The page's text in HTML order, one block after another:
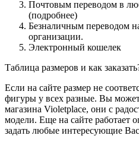
Почтовым переводом в
(подробнее)
Безналичным переводом
организации.
Электронный кошелек
Таблица размеров и как
Если на сайте размер не
фигуры у всех разные. Вы
магазина Violetplace, они с
модели. Еще на сайте работает
задать любые интересующие